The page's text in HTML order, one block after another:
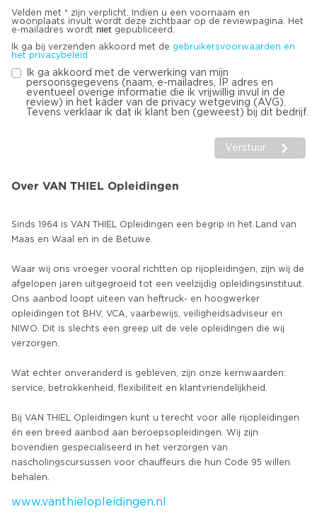
Velden met * zijn verplicht. Indien u een voornaam en
woonplaats invult wordt deze zichtbaar op de reviewpagina. Het
e-mailadres wordt niet gepubliceerd.
Ik ga bij verzenden akkoord met de gebruikersvoorwaarden en
het privacybeleid
Ik ga akkoord met de verwerking van mijn
persoonsgegevens (naam, e-mailadres, IP adres en
eventueel overige informatie die ik vrijwillig invul in de
review) in het kader van de privacy wetgeving (AVG).
Tevens verklaar ik dat ik klant ben (geweest) bij dit bedrijf.
Verstuur
Over VAN THIEL Opleidingen
Sinds 1964 is VAN THIEL Opleidingen een begrip in het Land van
Maas en Waal en in de Betuwe.
Waar wij ons vroeger vooral richtten op rijopleidingen, zijn wij de
afgelopen jaren uitgegroeid tot een veelzijdig opleidingsinstituut.
Ons aanbod loopt uiteen van heftruck- en hoogwerker
opleidingen tot BHV, VCA, vaarbewijs, veiligheidsadviseur en
NIWO. Dit is slechts een greep uit de vele opleidingen die wij
verzorgen.
Wat echter onveranderd is gebleven, zijn onze kernwaarden:
service, betrokkenheid, flexibiliteit en klantvriendelijkheid.
Bij VAN THIEL Opleidingen kunt u terecht voor alle rijopleidingen
én een breed aanbod aan beroepsopleidingen. Wij zijn
bovendien gespecialiseerd in het verzorgen van
nascholingscursussen voor chauffeurs die hun Code 95 willen
www.vanthielopleidingen.nl